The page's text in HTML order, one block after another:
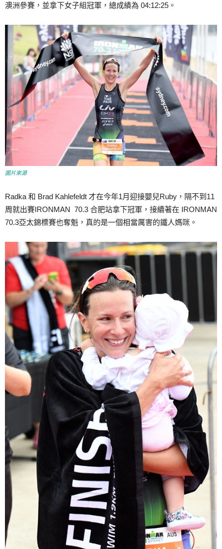
澳洲參賽，並拿下女子組冠軍，總成績為 04:12:25。
圖片來源
Radka 和 Brad Kahlefeldt 才在今年1月迎接嬰兒Ruby，隔不到11
周就出賽IRONMAN 70.3 合肥站拿下冠軍，接續著在 IRONMAN
70.3亞太錦標賽也奪魁，真的是一個相當厲害的鐵人媽咪。